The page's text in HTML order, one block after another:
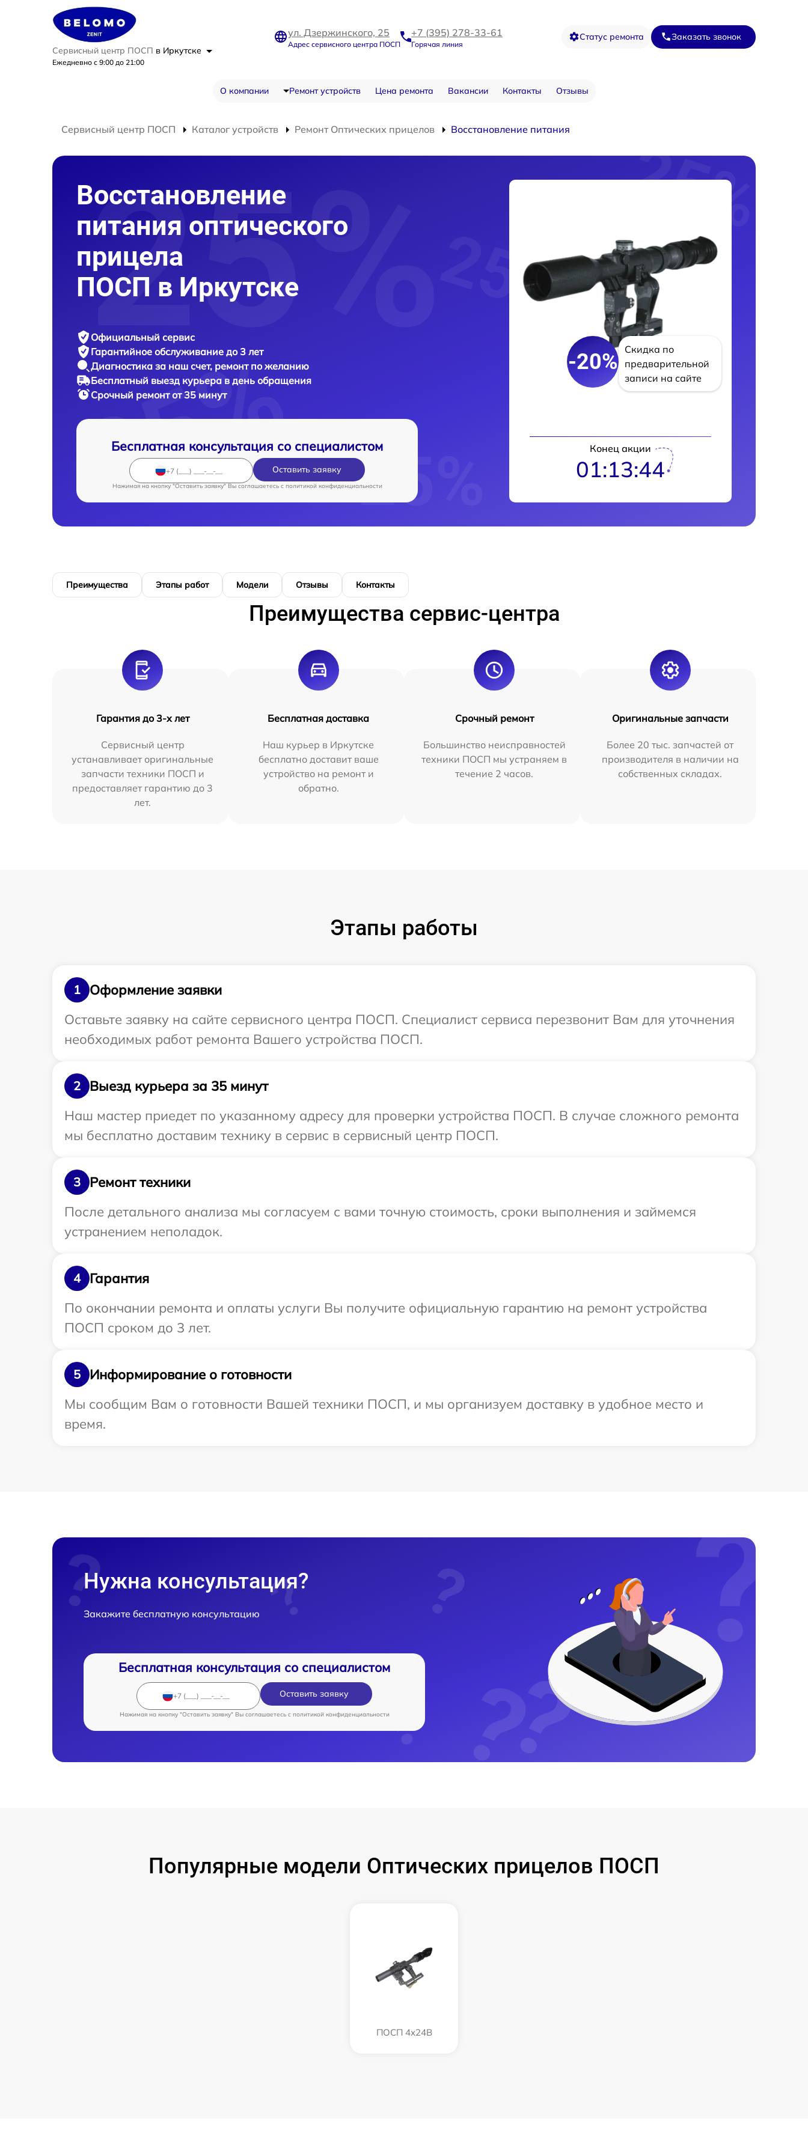
Сервисный центр ПОСП в Иркутске
Ежедневно с 9:00 до 21:00
ул. Дзержинского, 25
Адрес сервисного центра ПОСП
+7 (395) 278-33-61
Горячая линия
Статус ремонта Заказать звонок
О компании Ремонт устройств Цена ремонта Вакансии Контакты Отзывы
Сервисный центр ПОСП Каталог устройств Ремонт Оптических прицелов Восстановление питания
Восстановление
питания оптического
прицела
ПОСП в Иркутске
Официальный сервис
Гарантийное обслуживание до 3 лет
Диагностика за наш счет, ремонт по желанию
Бесплатный выезд курьера в день обращения
Срочный ремонтот 35 минут
Бесплатная консультация со специалистом
Оставить заявку
Нажимая на кнопку "Оставить заявку" Вы соглашаетесь c политикой конфиденциальности
-20%
Скидка по
предварительной
записи на сайте
Конец акции
01:13:43
Преимущества Этапы работ Модели Отзывы Контакты
Преимущества сервис-центра
Гарантия до 3-х лет
Сервисный центр
устанавливает оригинальные
запчасти техники ПОСП и
предоставляет гарантию до 3
лет.
Бесплатная доставка
Наш курьер в Иркутске
бесплатно доставит ваше
устройство на ремонт и
обратно.
Срочный ремонт
Большинство неисправностей
техники ПОСП мы устраняем в
течение 2 часов.
Оригинальные запчасти
Более 20 тыс. запчастей от
производителя в наличии на
собственных складах.
Этапы работы
1
Оформление заявки
Оставьте заявку на сайте сервисного центра ПОСП. Специалист сервиса перезвонит Вам для уточнения
необходимых работ ремонта Вашего устройства ПОСП.
2
Выезд курьера за 35 минут
Наш мастер приедет по указанному адресу для проверки устройства ПОСП. В случае сложного ремонта
мы бесплатно доставим технику в сервис в сервисный центр ПОСП.
3
Ремонт техники
После детального анализа мы согласуем с вами точную стоимость, сроки выполнения и займемся
устранением неполадок.
4
Гарантия
По окончании ремонта и оплаты услуги Вы получите официальную гарантию на ремонт устройства
ПОСП сроком до 3 лет.
5
Информирование о готовности
Мы сообщим Вам о готовности Вашей техники ПОСП, и мы организуем доставку в удобное место и
время.
Нужна консультация?
Закажите бесплатную консультацию
Бесплатная консультация со специалистом
Оставить заявку
Нажимая на кнопку "Оставить заявку" Вы соглашаетесь c политикой конфиденциальности
Популярные модели Оптических прицелов ПОСП
ПОСП 4x24B